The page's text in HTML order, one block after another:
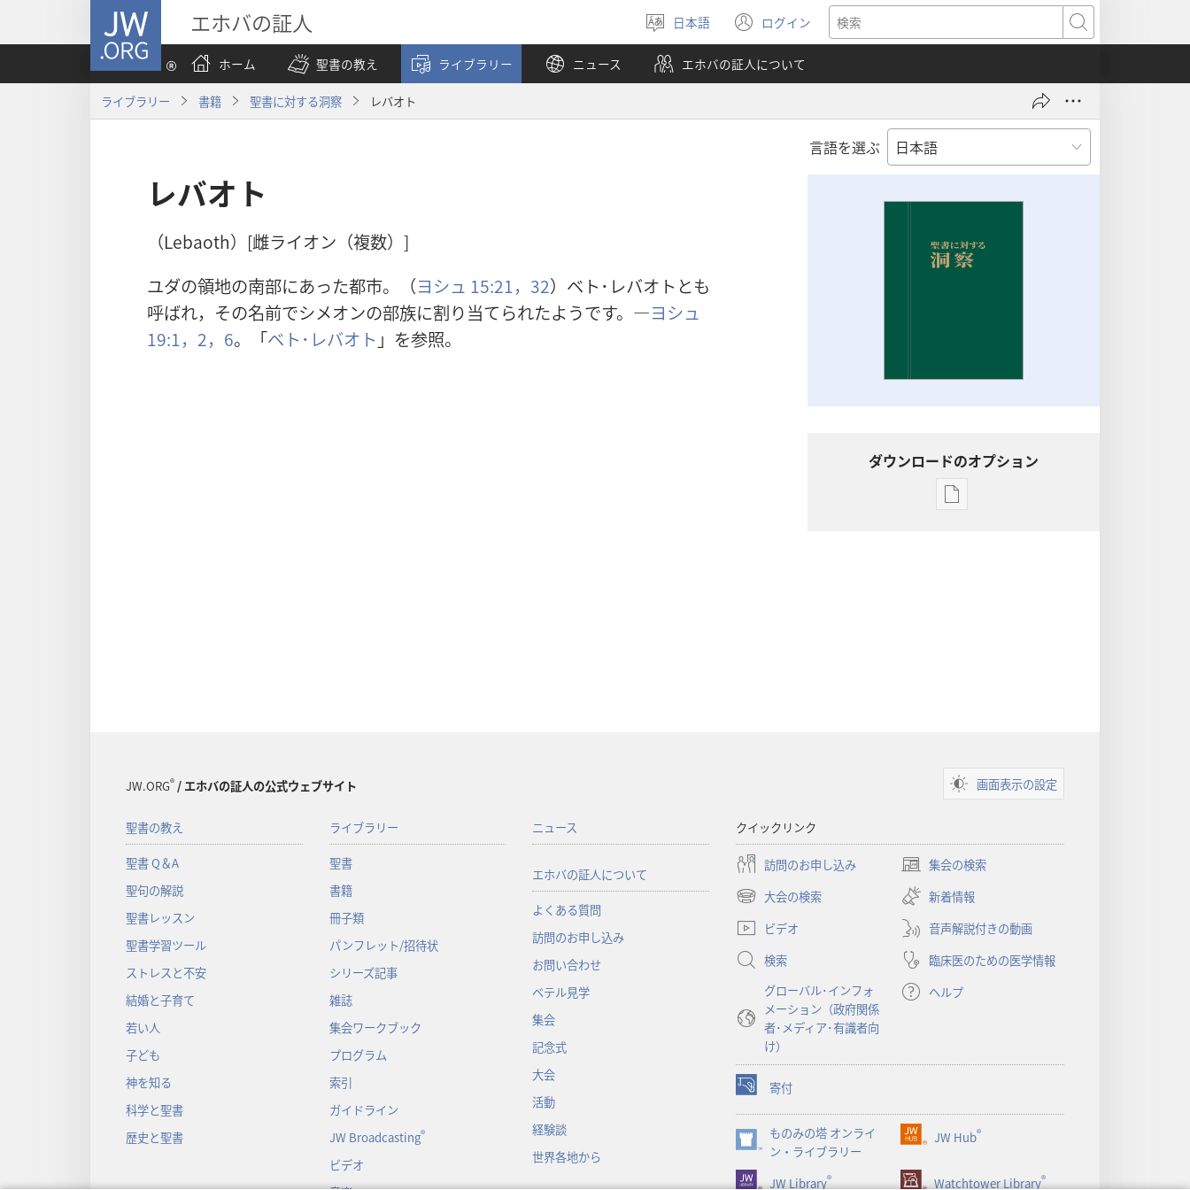
JW.ORG エホバの証人
言
語
を
選
日本語 ログイン
（新
し
い
タ
で
検
索
ホーム
聖書の教え ライブラリー ニュース エホバの証人について
ライブラリー 書籍 聖書に対する洞察 レバオト
言語を選ぶ
レバオト
（Lebaoth）[雌ライオン（複数）]
ユダの領地の南部にあった都市。（ヨシュ 15:21， 32）ベト･レバオトとも
呼ばれ，その名前でシメオンの部族に割り当てられたようです。―ヨシュ
19:1，2， 6。「ベト･レバオト 」を参照。
ダウンロードのオプション
出
ン
聖
対
る
洞
JW.ORG®/ エホバの証人の公式ウェブサイト 画面表示の設定
聖書の教え
聖書 Q＆A
聖句の解説
聖書レッスン
聖書学習ツール
ストレスと不安
結婚と子育て
若い人
子ども
神を知る
科学と聖書
歴史と聖書
ライブラリー
聖書
書籍
冊子類
パンフレット/招待状
シリーズ記事
雑誌
集会ワークブック
プログラム
索引
ガイドライン
JW Broadcasting®
ビデオ
ニュース
エホバの証人について
よくある質問
訪問のお申し込み
お問い合わせ
ベテル見学
集会
記念式
大会
活動
経験談
世界各地から
クイックリンク
訪問のお申し込み 集会の検索
（新
し
い
タ
ブ
で
開
く）
大会の検索
（新
し
タ
開
新着情報
ビデオ
音声解説付きの動画
検索
臨床医のための医学情報
グローバル･インフォ
メーション（政府関係
者･メディア･有識者向
け）
ヘルプ
寄付
（新
し
い
タ
ブ
ものみの塔 オンライ
ン・ライブラリー
（新
し
JW Hub®
（新
い
JW Library® Watchtower Library®